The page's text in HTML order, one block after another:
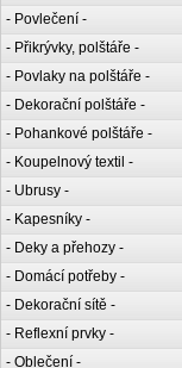
- Povlečení -
- Přikrývky, polštáře -
- Povlaky na polštáře -
- Dekorační polštáře -
- Pohankové polštáře -
- Koupelnový textil -
- Ubrusy -
- Kapesníky -
- Deky a přehozy -
- Domácí potřeby -
- Dekorační sítě -
- Reflexní prvky -
- Oblečení -